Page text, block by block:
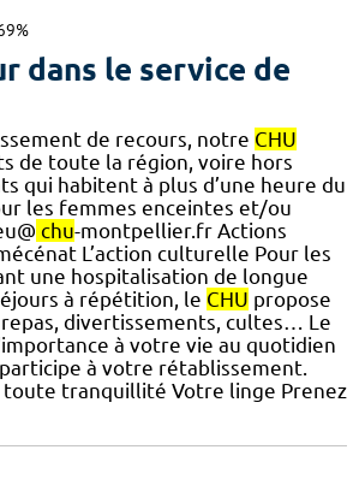
dans le service de
de recours, notre CHU
de toute la région, voire hors
qui habitent à plus d’une heure du
les femmes enceintes et/ou
chu-montpellier.fr Actions
L’action culturelle Pour les
une hospitalisation de longue
à répétition, le CHU propose
repas, divertissements, cultes… Le
à votre vie au quotidien
à votre rétablissement.
toute tranquillité Votre linge Prenez